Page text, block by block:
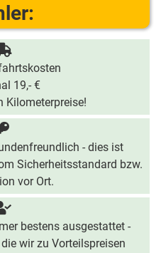
19,- €
Kilometerpreise!
- dies ist
Sicherheitsstandard bzw.
vor Ort.
bestens ausgestattet -
wir zu Vorteilspreisen